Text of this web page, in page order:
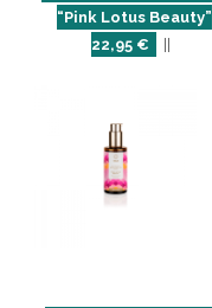
“Pink Lotus Beauty”
22,95 €